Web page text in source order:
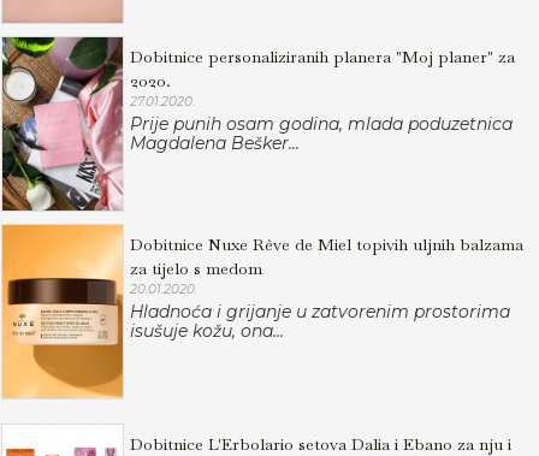
Dobitnice personaliziranih planera "Moj planer" za
2020.
27.01.2020.
Prije punih osam godina, mlada poduzetnica
Magdalena Bešker...
Dobitnice Nuxe Rêve de Miel topivih uljnih balzama
za tijelo s medom
20.01.2020.
Hladnoća i grijanje u zatvorenim prostorima
isušuje kožu, ona...
Dobitnice L'Erbolario setova Dalia i Ebano za nju i